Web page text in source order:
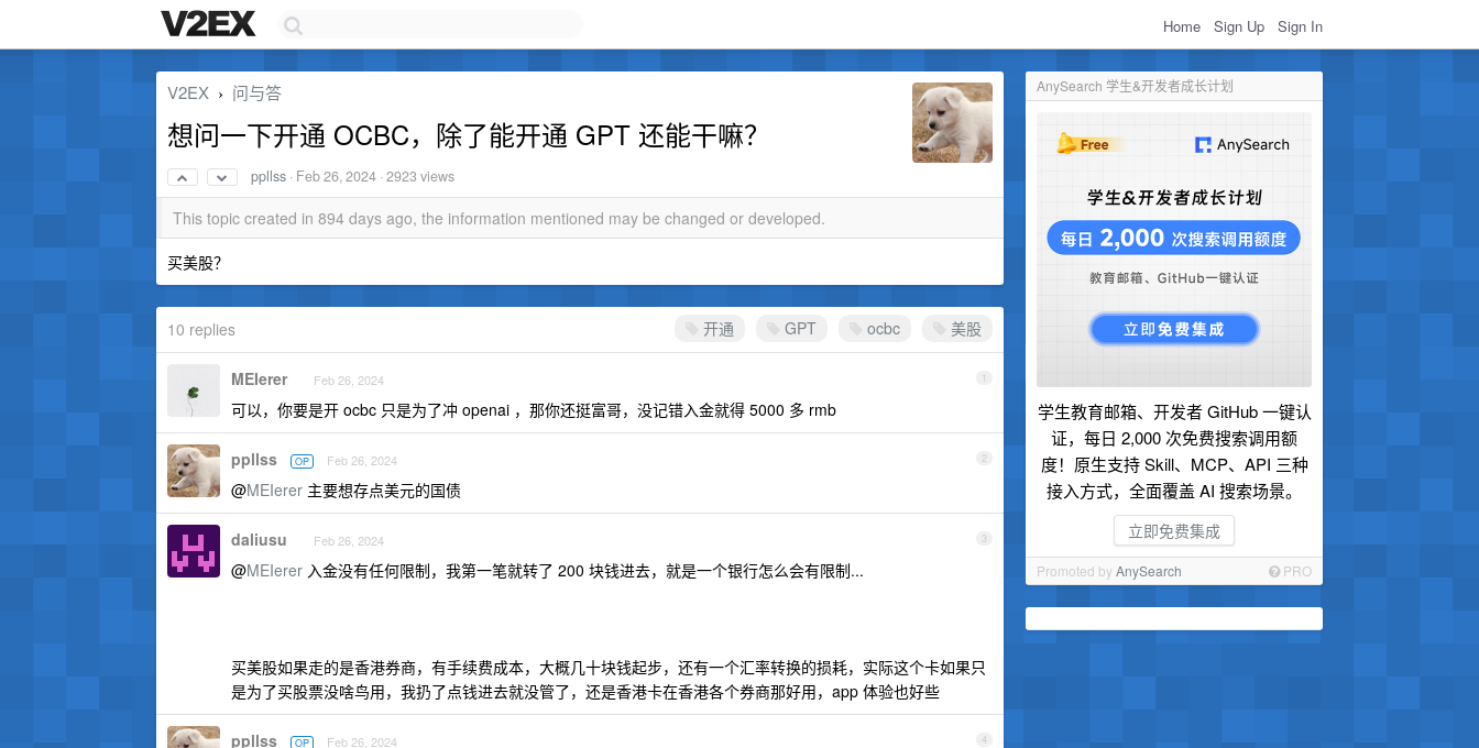
Home Sign Up Sign In
AnySearch 学生&开发者成长计划
学生教育邮箱、开发者 GitHub 一键认
证，每日 2,000 次免费搜索调用额
度！原生支持 Skill、MCP、API 三种
接入方式，全面覆盖 AI 搜索场景。
立即免费集成
Promoted byAnySearch PRO
V2EX › 问与答
想问一下开通 OCBC，除了能开通 GPT 还能干嘛？
ppllss · Feb 26, 2024 · 2923 views
This topic created in 894 days ago, the information mentioned may be changed or developed.
买美股？
开通 GPT ocbc 美股
10 replies
1
MEIerer Feb 26, 2024
可以，你要是开 ocbc 只是为了冲 openai ，那你还挺富哥，没记错入金就得 5000 多 rmb
2
ppllss OP Feb 26, 2024
@MEIerer 主要想存点美元的国债
3
daliusu Feb 26, 2024
@MEIerer 入金没有任何限制，我第一笔就转了 200 块钱进去，就是一个银行怎么会有限制...
买美股如果走的是香港券商，有手续费成本，大概几十块钱起步，还有一个汇率转换的损耗，实际这个卡如果只
是为了买股票没啥鸟用，我扔了点钱进去就没管了，还是香港卡在香港各个券商那好用，app 体验也好些
4
ppllss OP Feb 26, 2024